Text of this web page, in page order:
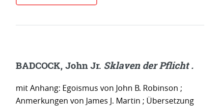
BADCOCK, John Jr. Sklaven der Pflicht .
mit Anhang: Egoismus von John B. Robinson ;
Anmerkungen von James J. Martin ; Übersetzung